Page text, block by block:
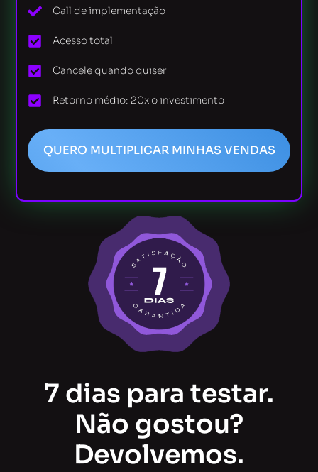
Call de implementação
Acesso total
Cancele quando quiser
Retorno médio: 20x o investimento
QUERO MULTIPLICAR MINHAS VENDAS
7 dias para testar.
Não gostou?
Devolvemos.